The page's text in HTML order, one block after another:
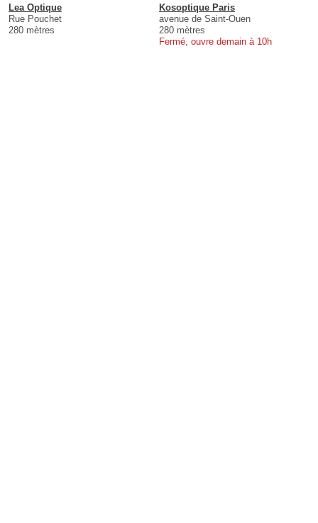
Lea Optique
Rue Pouchet
280 mètres
Kosoptique Paris
avenue de Saint-Ouen
280 mètres
Fermé, ouvre demain à 10h